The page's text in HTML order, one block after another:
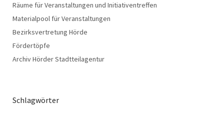
Räume für Veranstaltungen und Initiativentreffen
Materialpool für Veranstaltungen
Bezirksvertretung Hörde
Fördertöpfe
Archiv Hörder Stadtteilagentur
Schlagwörter